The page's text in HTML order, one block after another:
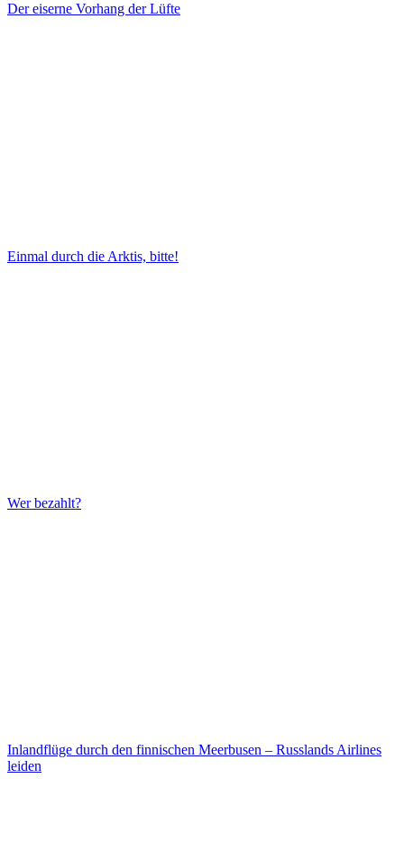
Der eiserne Vorhang der Lüfte
Einmal durch die Arktis, bitte!
Wer bezahlt?
Inlandflüge durch den finnischen Meerbusen – Russlands Airlines
leiden